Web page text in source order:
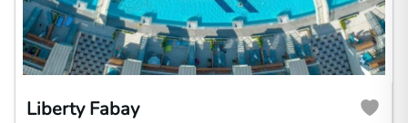
Liberty Fabay